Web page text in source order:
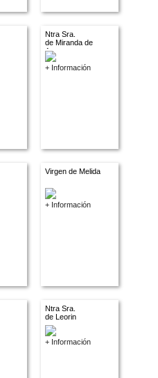
Ntra Sra.
de Miranda de
Arga
+ Información
Virgen de Melida
+ Información
Ntra Sra.
de Leorin
+ Información